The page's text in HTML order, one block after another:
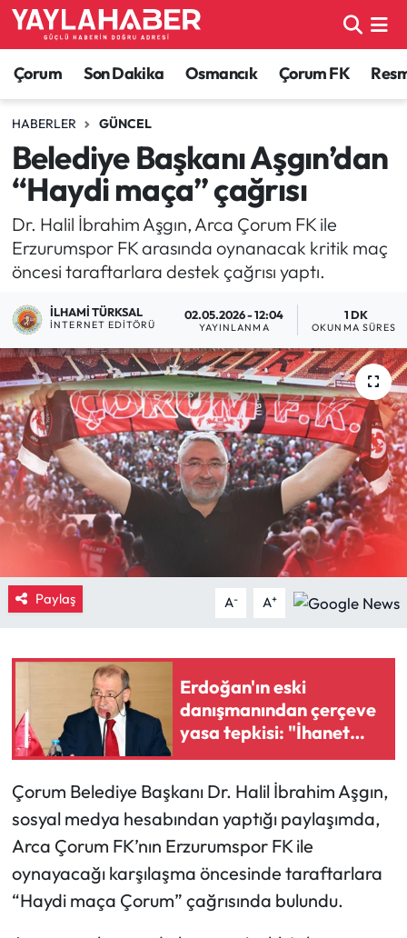
Çorum Son Dakika Osmancık Çorum FK
HABERLER GÜNCEL
Belediye Başkanı Aşgın’dan
“Haydi maça” çağrısı
Dr. Halil İbrahim Aşgın, Arca Çorum FK ile
Erzurumspor FK arasında oynanacak kritik maç
öncesi taraftarlara destek çağrısı yaptı.
İLHAMI TÜRKSAL
İNTERNET EDITÖRÜ
02.05.2026 - 12:04
YAYINLANMA
1 DK
OKUNMA SÜRESI
Paylaş A- A+
Erdoğan'ın eski
danışmanından çerçeve
yasa tepkisi: "İhanet
belgesi"
Çorum Belediye Başkanı Dr. Halil İbrahim Aşgın,
sosyal medya hesabından yaptığı paylaşımda,
Arca Çorum FK’nın Erzurumspor FK ile
oynayacağı karşılaşma öncesinde taraftarlara
“Haydi maça Çorum” çağrısında bulundu.
Alaca Haberleri
Bayat Haberleri
Bilgi - Keşfet Haberleri
Bilim ve Teknoloji
Boğazkale Haberleri
Çorum Son Dakika Haberleri
Dodurga Haberleri
Eğitim
Ekonomi
Güncel
İskilip Haberleri
Kimdir?
Kültür Sanat
Laçin Haberleri
Magazin
Mecitözü Haberleri
Oğuzlar Haberleri
Çorum Nöbetçi Eczaneler
Çorum Hava Durumu
Çorum Namaz Vakitleri
Çorum Trafik Yoğunluk Haritası
TFF 1.Lig Puan Durumu ve Fikstür
Son Dakika Haberleri
Haber Arşivi